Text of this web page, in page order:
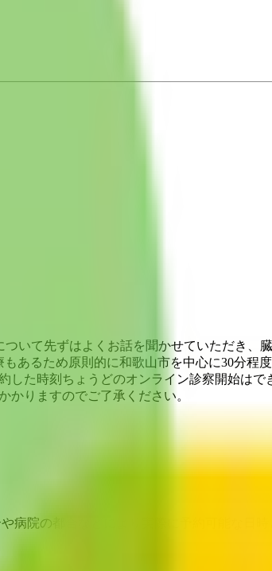
いて先ずはよくお話を聞かせていただき、
あるため原則的に和歌山市を中心に30分程
た時刻ちょうどのオンライン診察開始は
りますのでご了承ください。
院の都合などにより実際に予約可能な日時